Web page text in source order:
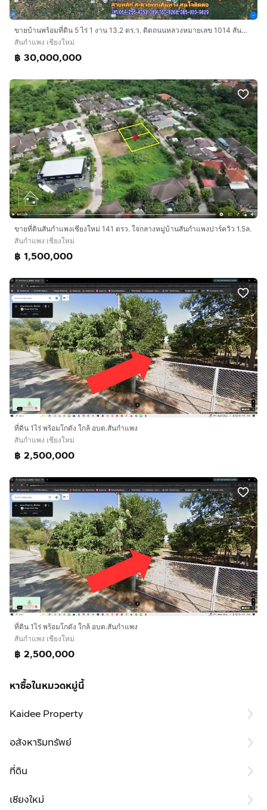
ขายบ้านพร้อมที่ดิน 5 ไร่ 1 งาน 13.2 ตร.ว. ติดถนนหลวงหมายเลข 1014 สันกำแพง อยู่ในย่านเศรษฐกิจกลางเมือง ใกล้สถานที่สำคัญ
สันกำแพง เชียงใหม่
฿ 30,000,000
ขายที่ดินสันกําแพงเชียงใหม่ 141 ตรว. ใจกลางหมู่บ้านสันกําแพงปาร์ควิว 1.5ล.
สันกำแพง เชียงใหม่
฿ 1,500,000
ที่ดิน 1ไร่ พร้อมโกดัง ใกล้ อบต.สันกำแพง
สันกำแพง เชียงใหม่
฿ 2,500,000
ที่ดิน 1ไร่ พร้อมโกดัง ใกล้ อบต.สันกำแพง
สันกำแพง เชียงใหม่
฿ 2,500,000
หาซื้อในหมวดหมู่นี้
Kaidee Property
อสังหาริมทรัพย์
ที่ดิน
เชียงใหม่